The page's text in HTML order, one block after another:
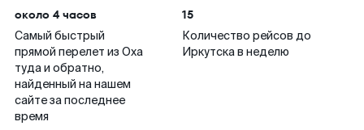
около 4 часов
Самый быстрый
прямой перелет из Оха
туда и обратно,
найденный на нашем
сайте за последнее
время
15
Количество рейсов до
Иркутска в неделю